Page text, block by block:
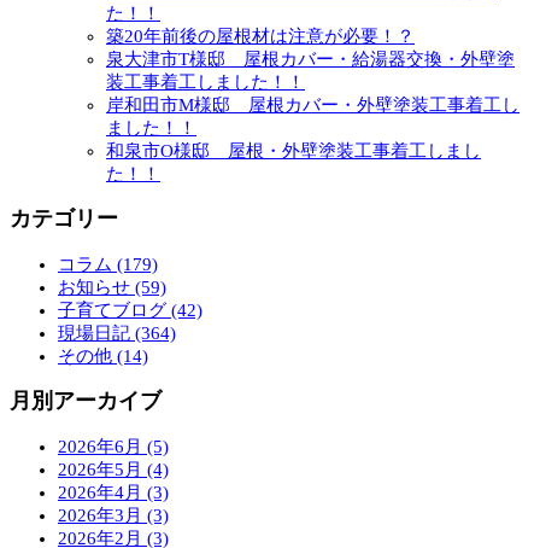
た！！
築20年前後の屋根材は注意が必要！？
泉大津市T様邸 屋根カバー・給湯器交換・外壁塗
装工事着工しました！！
岸和田市M様邸 屋根カバー・外壁塗装工事着工し
ました！！
和泉市O様邸 屋根・外壁塗装工事着工しまし
た！！
カテゴリー
コラム (179)
お知らせ (59)
子育てブログ (42)
現場日記 (364)
その他 (14)
月別アーカイブ
2026年6月 (5)
2026年5月 (4)
2026年4月 (3)
2026年3月 (3)
2026年2月 (3)